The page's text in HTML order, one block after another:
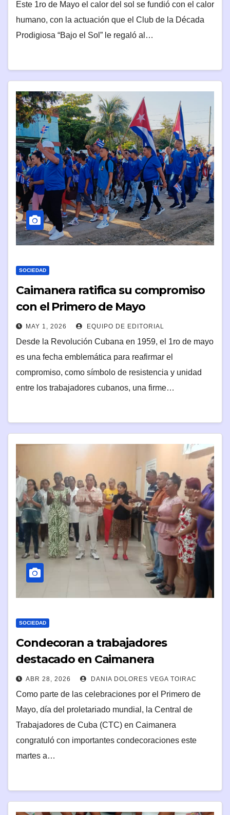
Este 1ro de Mayo el calor del sol se fundió con el calor
humano, con la actuación que el Club de la Década
Prodigiosa “Bajo el Sol” le regaló al…
SOCIEDAD
Caimanera ratifica su compromiso
con el Primero de Mayo
MAY 1, 2026 EQUIPO DE EDITORIAL
Desde la Revolución Cubana en 1959, el 1ro de mayo
es una fecha emblemática para reafirmar el
compromiso, como símbolo de resistencia y unidad
entre los trabajadores cubanos, una firme…
SOCIEDAD
Condecoran a trabajadores
destacado en Caimanera
ABR 28, 2026 DANIA DOLORES VEGA TOIRAC
Como parte de las celebraciones por el Primero de
Mayo, día del proletariado mundial, la Central de
Trabajadores de Cuba (CTC) en Caimanera
congratuló con importantes condecoraciones este
martes a…